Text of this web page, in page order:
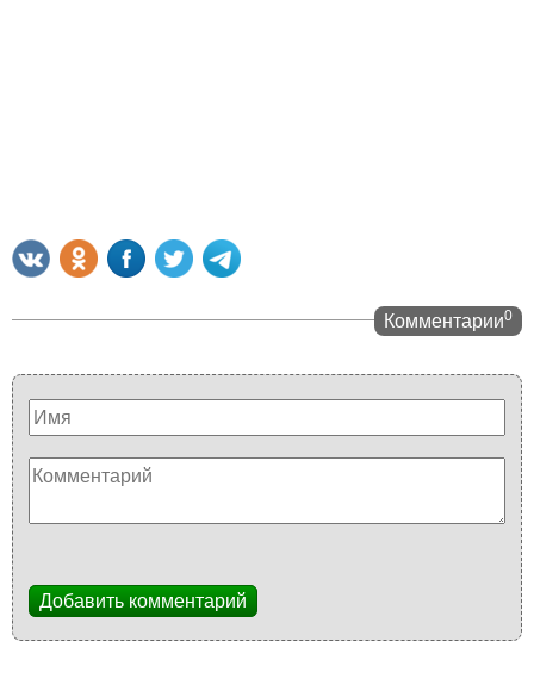
Комментарии0
Добавить комментарий